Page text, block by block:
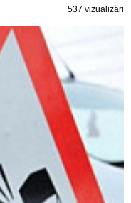
537 vizualizări